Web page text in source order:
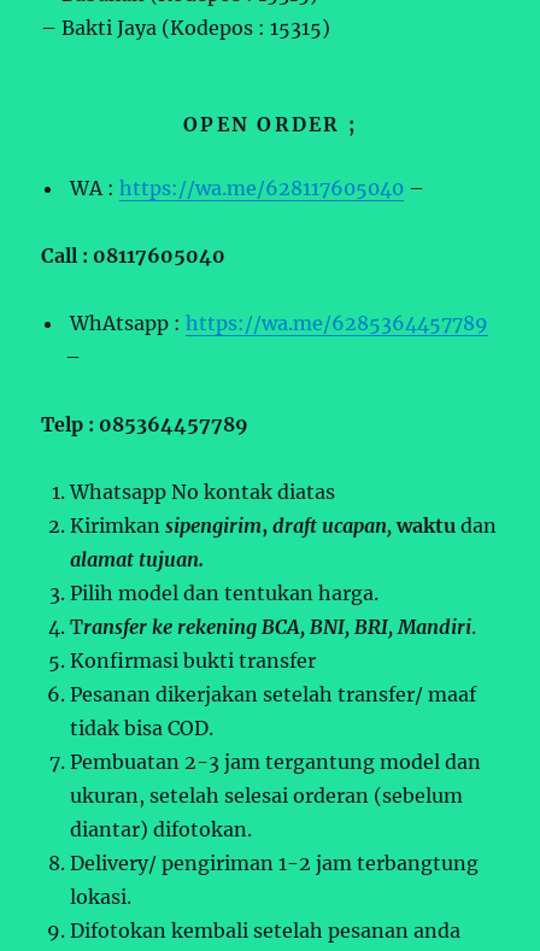
– Bakti Jaya (Kodepos : 15315)
OPEN ORDER ;
WA :https://wa.me/628117605040 –
Call : 08117605040
WhAtsapp :https://wa.me/6285364457789
–
Telp : 085364457789
Whatsapp No kontak diatas
Kirimkansipengirim,draft ucapan,waktudan
alamat tujuan.
Pilih model dan tentukan harga.
Transfer ke rekening BCA, BNI, BRI, Mandiri.
Konfirmasi bukti transfer
Pesanan dikerjakan setelah transfer/ maaf
tidak bisa COD.
Pembuatan 2-3 jam tergantung model dan
ukuran, setelah selesai orderan (sebelum
diantar) difotokan.
Delivery/ pengiriman 1-2 jam terbangtung
lokasi.
Difotokan kembali setelah pesanan anda